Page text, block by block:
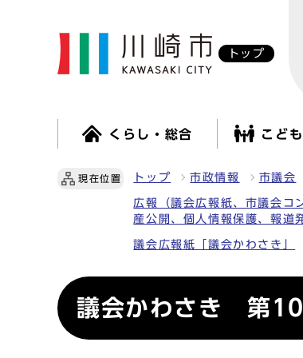
トップ
くらし・総合 こど
現在位置 トップ 市政情報 市議会
広報（議会広報紙、市議会コ
産公開、個人情報保護、報道
議会広報紙「議会かわさき」
議会かわさき 第